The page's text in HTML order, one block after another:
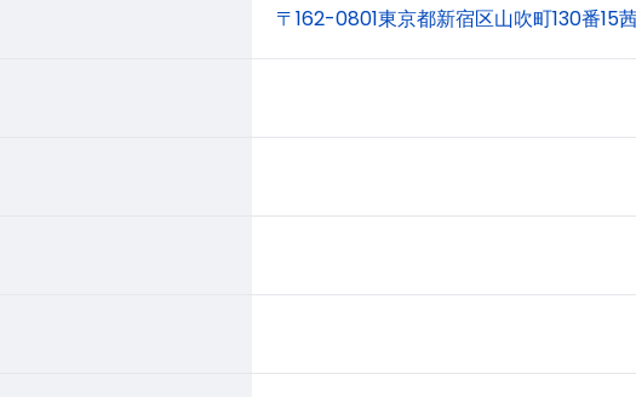
〒162-0801東京都新宿区山吹町130番15